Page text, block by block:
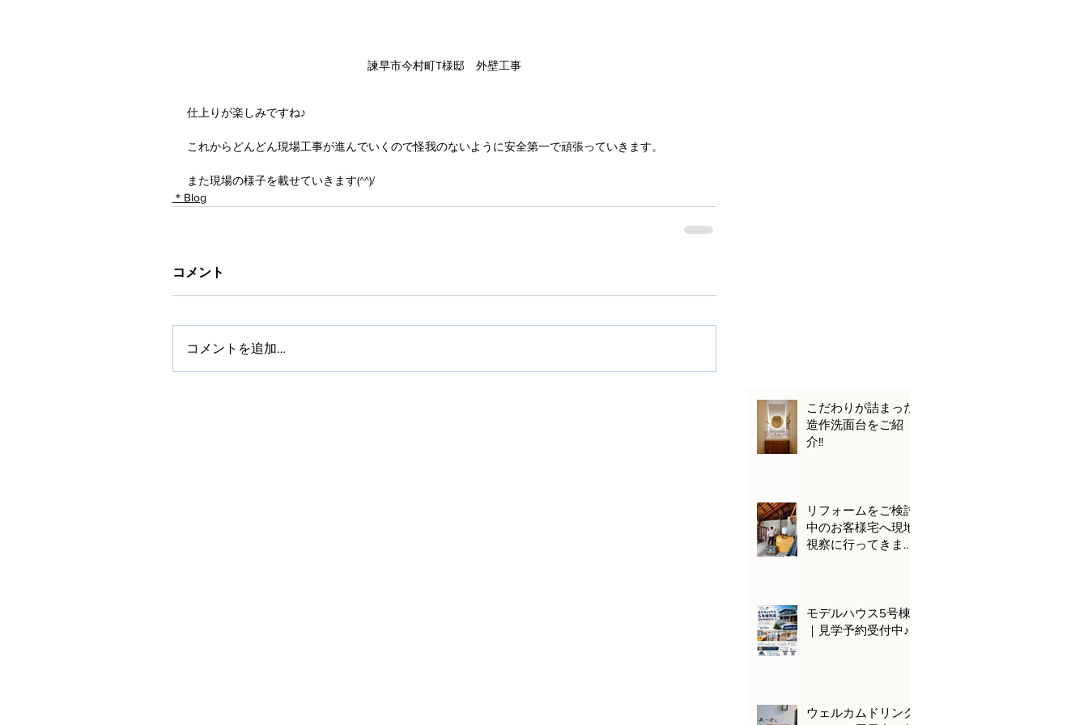
諫早市今村町T様邸　外壁工事
仕上りが楽しみですね♪
これからどんどん現場工事が進んでいくので怪我のないように安全第一で頑張っていきます。
また現場の様子を載せていきます(^^)/
＊Blog
コメント
コメントを追加…
こだわりが詰まった
造作洗面台をご紹
介!!
リフォームをご検討
中のお客様宅へ現地
視察に行ってきまし
モデルハウス5号棟
｜見学予約受付中♪
ウェルカムドリンク